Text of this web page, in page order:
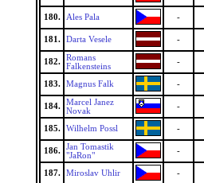
180. Ales Pala -
181. Darta Vesele -
182.
Romans
Falkensteins
-
183. Magnus Falk -
184.
Marcel Janez
Novak
-
185. Wilhelm Possl -
186.
Jan Tomastik
"JaRon"
-
187. Miroslav Uhlir -